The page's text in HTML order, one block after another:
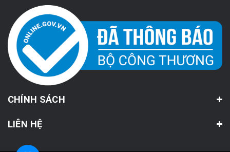
CHÍNH SÁCH
LIÊN HỆ